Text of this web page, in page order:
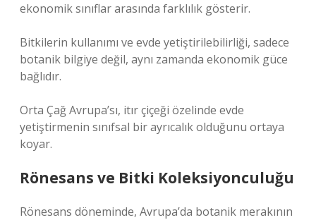
ekonomik sınıflar arasında farklılık gösterir.
Bitkilerin kullanımı ve evde yetiştirilebilirliği, sadece
botanik bilgiye değil, aynı zamanda ekonomik güce
bağlıdır.
Orta Çağ Avrupa’sı, itır çiçeği özelinde evde
yetiştirmenin sınıfsal bir ayrıcalık olduğunu ortaya
koyar.
Rönesans ve Bitki Koleksiyonculuğu
Rönesans döneminde, Avrupa’da botanik merakının